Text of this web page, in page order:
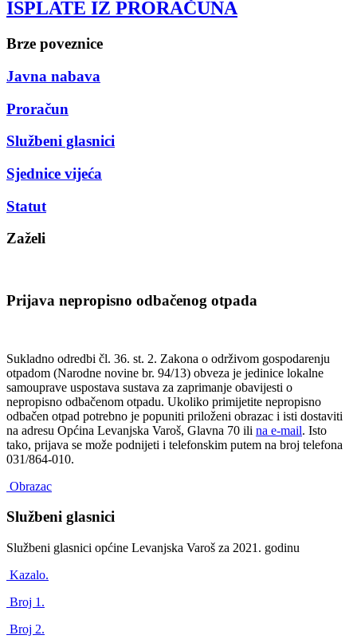
ISPLATE IZ PRORAČUNA
Brze poveznice
Javna nabava
Proračun
Službeni glasnici
Sjednice vijeća
Statut
Zaželi
Prijava nepropisno odbačenog otpada
Sukladno odredbi čl. 36. st. 2. Zakona o održivom gospodarenju
otpadom (Narodne novine br. 94/13) obveza je jedinice lokalne
samouprave uspostava sustava za zaprimanje obavijesti o
nepropisno odbačenom otpadu. Ukoliko primijetite nepropisno
odbačen otpad potrebno je popuniti priloženi obrazac i isti dostaviti
na adresu Općina Levanjska Varoš, Glavna 70 ili na e-mail. Isto
tako, prijava se može podnijeti i telefonskim putem na broj telefona
031/864-010.
Obrazac
Službeni glasnici
Službeni glasnici općine Levanjska Varoš za 2021. godinu
Kazalo.
Broj 1.
Broj 2.